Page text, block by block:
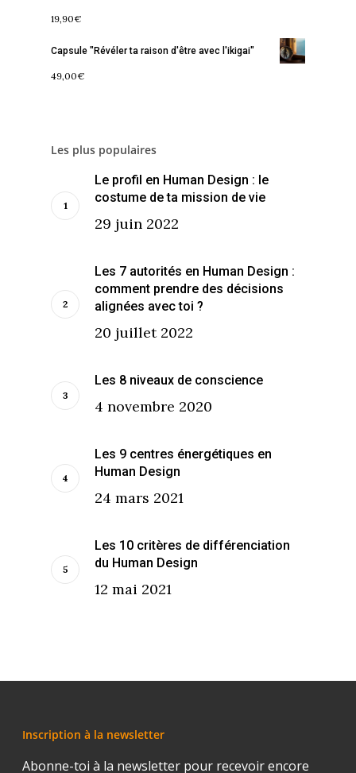
19,90€
Capsule "Révéler ta raison d'être avec l'ikigai"
49,00€
Les plus populaires
Le profil en Human Design : le
costume de ta mission de vie
29 juin 2022
Les 7 autorités en Human Design :
comment prendre des décisions
alignées avec toi ?
20 juillet 2022
Les 8 niveaux de conscience
4 novembre 2020
Les 9 centres énergétiques en
Human Design
24 mars 2021
Les 10 critères de différenciation
du Human Design
12 mai 2021
Inscription à la newsletter